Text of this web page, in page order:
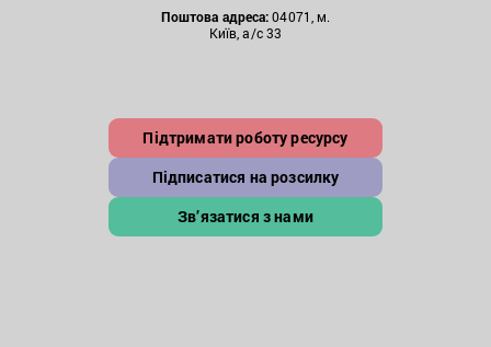
Поштова адреса:04071, м.
Київ, а/с 33
Підтримати роботу ресурсу
Підписатися на розсилку
Зв’язатися з нами